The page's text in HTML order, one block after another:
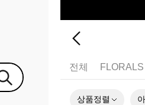
전체 FLORALS
상품정렬